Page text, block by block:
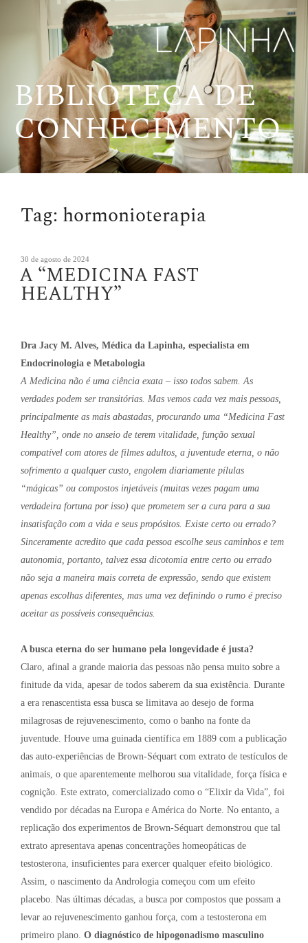
BIBLIOTECA DE
CONHECIMENTO
Tag: hormonioterapia
Publicado
em
30 de agosto de 2024
A “MEDICINA FAST
HEALTHY”
Dra Jacy M. Alves, Médica da Lapinha, especialista em
Endocrinologia e Metabologia
A Medicina não é uma ciência exata – isso todos sabem. As
verdades podem ser transitórias. Mas vemos cada vez mais pessoas,
principalmente as mais abastadas, procurando uma “Medicina Fast
Healthy”, onde no anseio de terem vitalidade, função sexual
compatível com atores de filmes adultos, a juventude eterna, o não
sofrimento a qualquer custo, engolem diariamente pílulas
“mágicas” ou compostos injetáveis (muitas vezes pagam uma
verdadeira fortuna por isso) que prometem ser a cura para a sua
insatisfação com a vida e seus propósitos. Existe certo ou errado?
Sinceramente acredito que cada pessoa escolhe seus caminhos e tem
autonomia, portanto, talvez essa dicotomia entre certo ou errado
não seja a maneira mais correta de expressão, sendo que existem
apenas escolhas diferentes, mas uma vez definindo o rumo é preciso
aceitar as possíveis consequências.
A busca eterna do ser humano pela longevidade é justa?
Claro, afinal a grande maioria das pessoas não pensa muito sobre a
finitude da vida, apesar de todos saberem da sua existência. Durante
a era renascentista essa busca se limitava ao desejo de forma
milagrosas de rejuvenescimento, como o banho na fonte da
juventude. Houve uma guinada científica em 1889 com a publicação
das auto-experiências de Brown-Séquart com extrato de testículos de
animais, o que aparentemente melhorou sua vitalidade, força física e
cognição. Este extrato, comercializado como o “Elixir da Vida”, foi
vendido por décadas na Europa e América do Norte. No entanto, a
replicação dos experimentos de Brown-Séquart demonstrou que tal
extrato apresentava apenas concentrações homeopáticas de
testosterona, insuficientes para exercer qualquer efeito biológico.
Assim, o nascimento da Andrologia começou com um efeito
placebo. Nas últimas décadas, a busca por compostos que possam a
levar ao rejuvenescimento ganhou força, com a testosterona em
primeiro plano. O diagnóstico de hipogonadismo masculino